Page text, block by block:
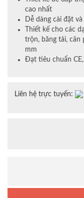
cao nhất
Dễ dàng cài đặt
Thiết kế cho các
trộn, băng tải,
mm
Đạt tiêu chuẩn
Liên hệ trực tuyến: